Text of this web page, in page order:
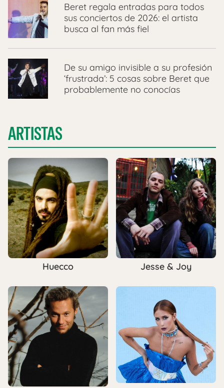
Beret regala entradas para todos
sus conciertos de 2026: el artista
busca al fan más fiel
De su amigo invisible a su profesión
‘frustrada’: 5 cosas sobre Beret que
probablemente no conocías
ARTISTAS
Huecco Jesse & Joy